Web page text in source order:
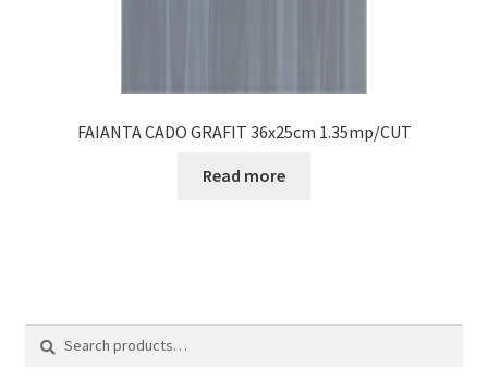
FAIANTA CADO GRAFIT 36x25cm 1.35mp/CUT
Read more
Search
Search